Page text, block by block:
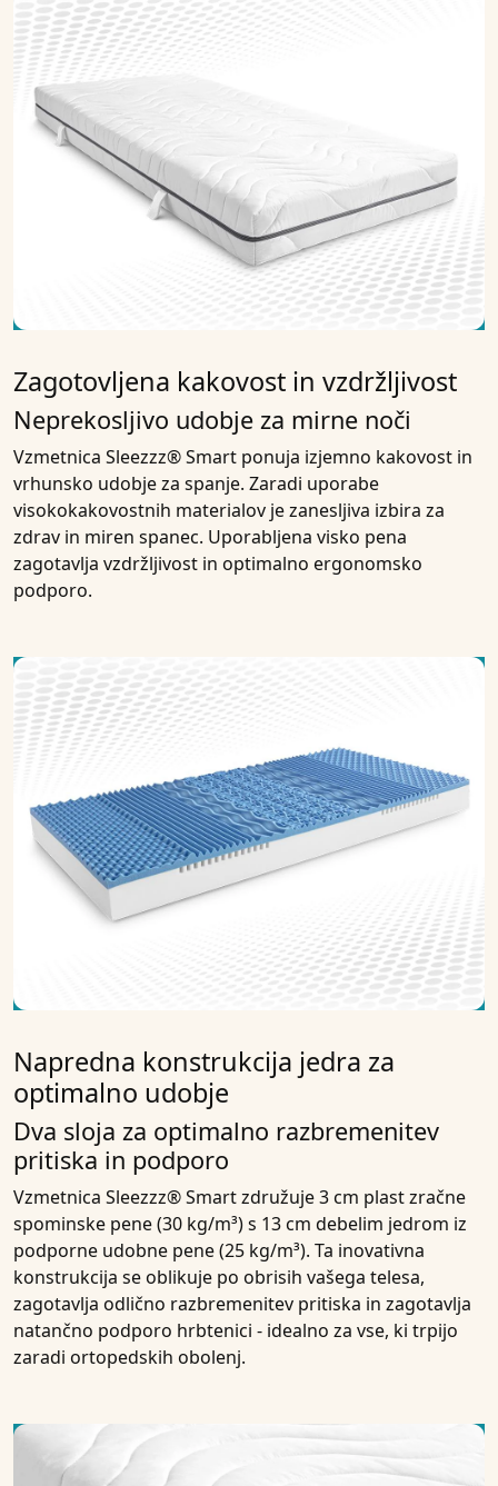
Zagotovljena kakovost in vzdržljivost
Neprekosljivo udobje za mirne noči
Vzmetnica Sleezzz® Smart ponuja izjemno kakovost in
vrhunsko udobje za spanje. Zaradi uporabe
visokokakovostnih materialov je zanesljiva izbira za
zdrav in miren spanec. Uporabljena visko pena
zagotavlja vzdržljivost in optimalno ergonomsko
podporo.
Napredna konstrukcija jedra za
optimalno udobje
Dva sloja za optimalno razbremenitev
pritiska in podporo
Vzmetnica Sleezzz® Smart združuje 3 cm plast zračne
spominske pene (30 kg/m³) s 13 cm debelim jedrom iz
podporne udobne pene (25 kg/m³). Ta inovativna
konstrukcija se oblikuje po obrisih vašega telesa,
zagotavlja odlično razbremenitev pritiska in zagotavlja
natančno podporo hrbtenici - idealno za vse, ki trpijo
zaradi ortopedskih obolenj.